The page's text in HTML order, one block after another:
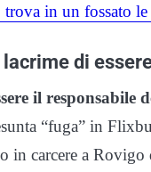
in un fossato le
di
il responsabile
“fuga” in
in carcere a